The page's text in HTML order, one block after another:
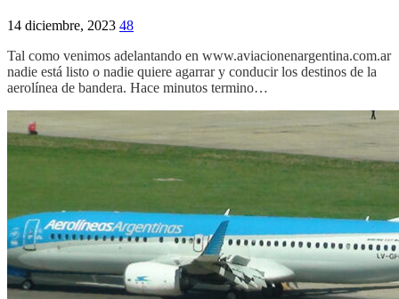
14 diciembre, 2023 48
Tal como venimos adelantando en www.aviacionenargentina.com.ar
nadie está listo o nadie quiere agarrar y conducir los destinos de la
aerolínea de bandera. Hace minutos termino…